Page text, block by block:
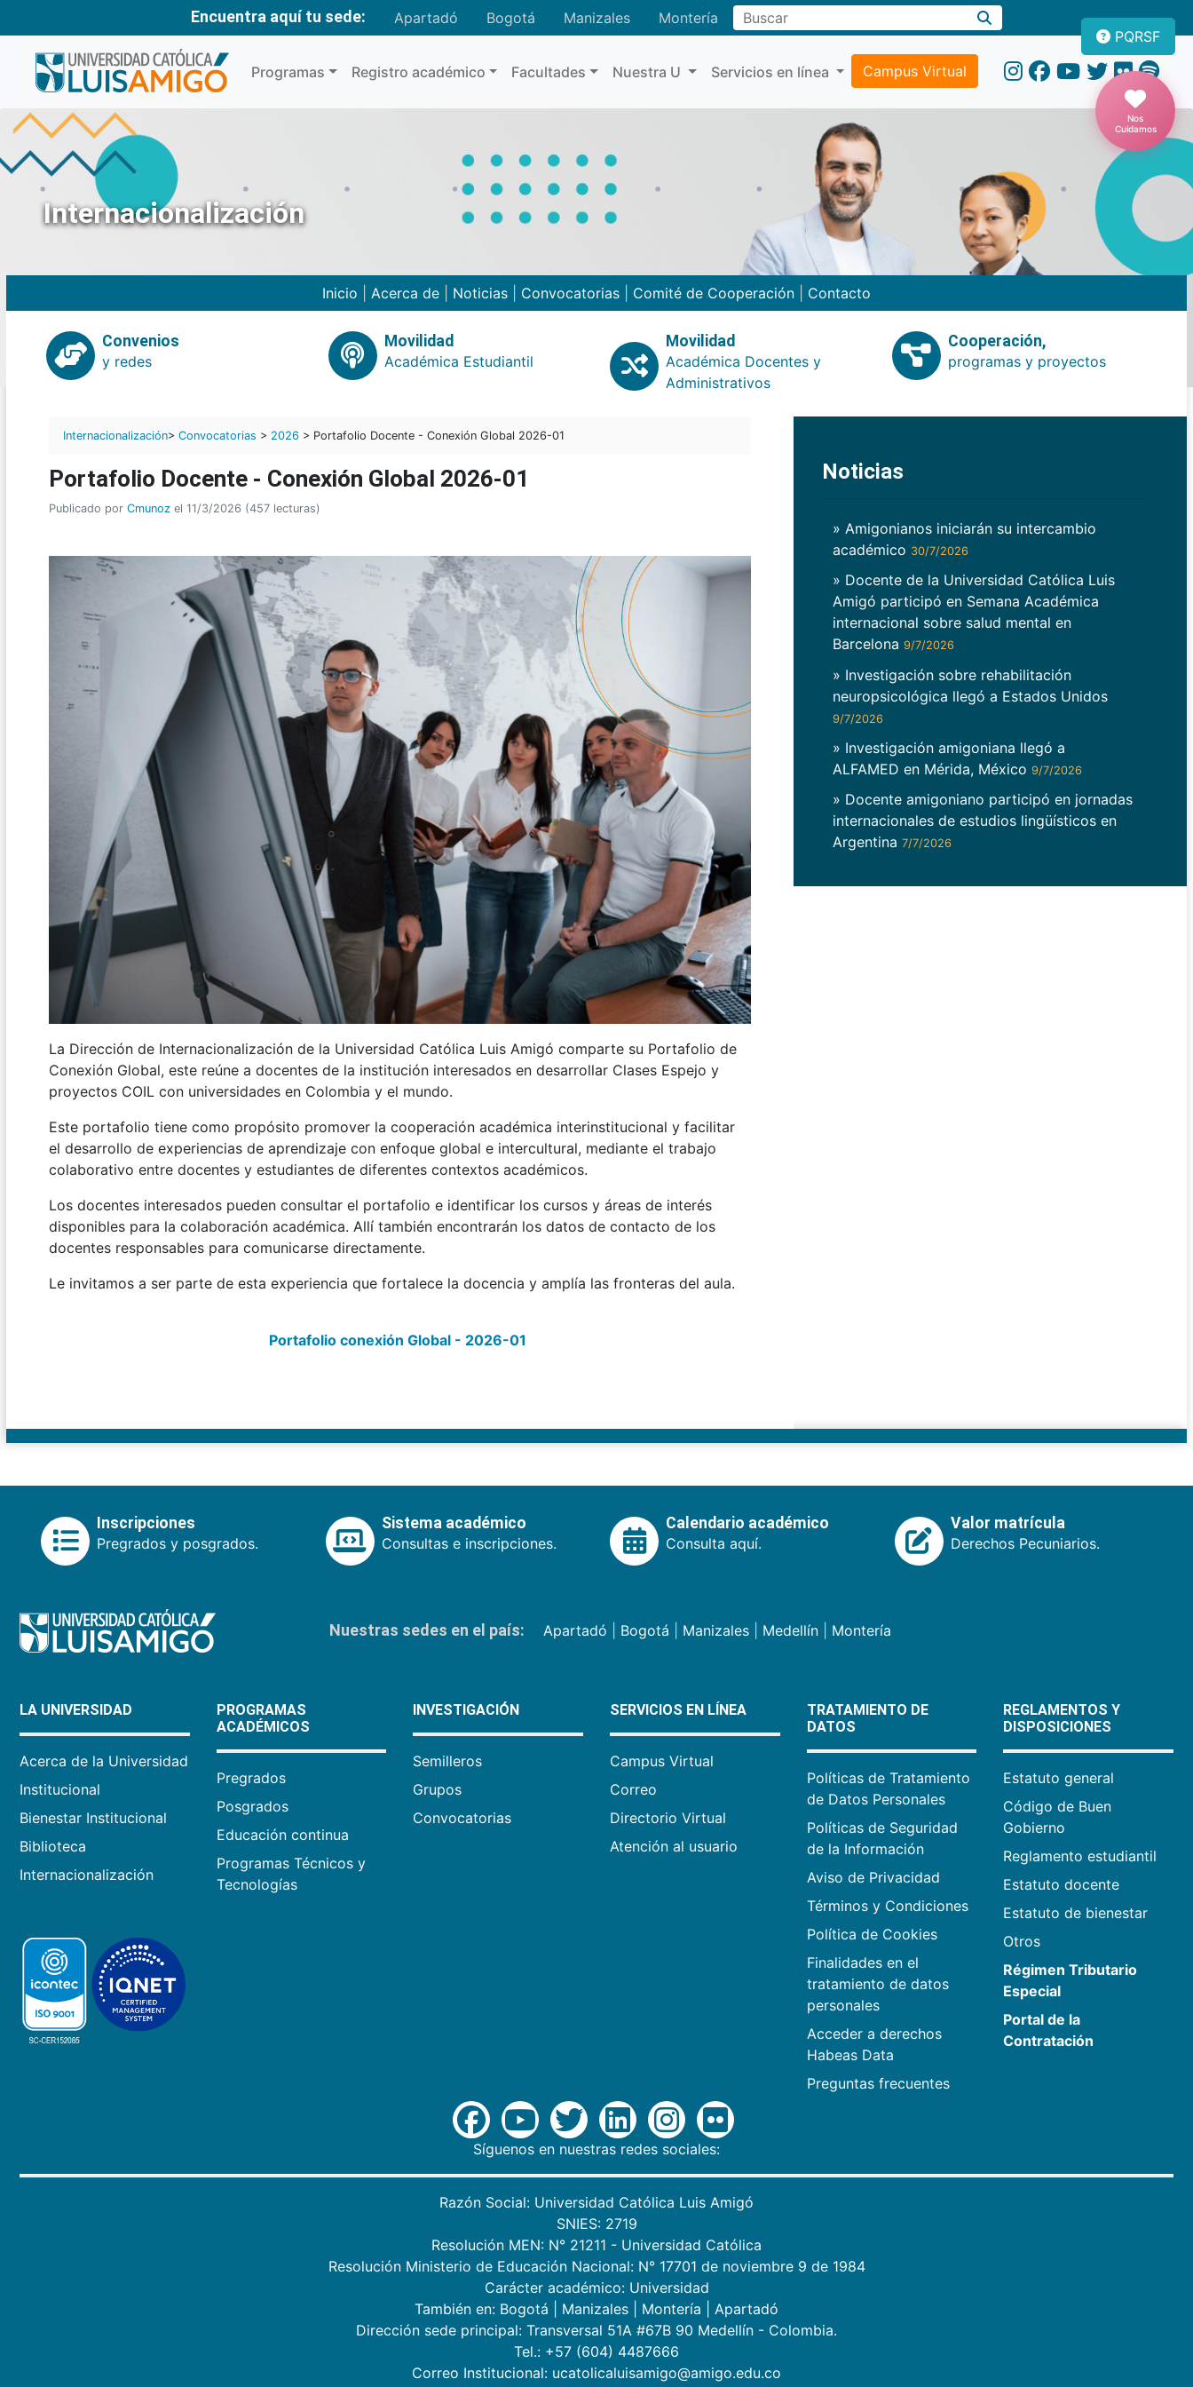
Encuentra aquí tu sede: Apartadó Bogotá Manizales MonteríaBuscar
Programas Registro académico Facultades Nuestra U Servicios en línea Campus Virtual
PQRSF
Nos
Cuidamos
Internacionalización
Inicio Acerca de Noticias Convocatorias Comité de Cooperación Contacto
Convenios
y redes
Movilidad
Académica Estudiantil
Movilidad
Académica Docentes y
Administrativos
Cooperación,
programas y proyectos
Internacionalización> Convocatorias > 2026 > Portafolio Docente - Conexión Global 2026-01
Portafolio Docente - Conexión Global 2026-01
Publicado por Cmunoz el 11/3/2026 (457 lecturas)
La Dirección de Internacionalización de la Universidad Católica Luis Amigó comparte su Portafolio de
Conexión Global, este reúne a docentes de la institución interesados en desarrollar Clases Espejo y
proyectos COIL con universidades en Colombia y el mundo.
Este portafolio tiene como propósito promover la cooperación académica interinstitucional y facilitar
el desarrollo de experiencias de aprendizaje con enfoque global e intercultural, mediante el trabajo
colaborativo entre docentes y estudiantes de diferentes contextos académicos.
Los docentes interesados pueden consultar el portafolio e identificar los cursos y áreas de interés
disponibles para la colaboración académica. Allí también encontrarán los datos de contacto de los
docentes responsables para comunicarse directamente.
Le invitamos a ser parte de esta experiencia que fortalece la docencia y amplía las fronteras del aula.
Portafolio conexión Global - 2026-01
Noticias
» Amigonianos iniciarán su intercambio
académico 30/7/2026
» Docente de la Universidad Católica Luis
Amigó participó en Semana Académica
internacional sobre salud mental en
Barcelona 9/7/2026
» Investigación sobre rehabilitación
neuropsicológica llegó a Estados Unidos
9/7/2026
» Investigación amigoniana llegó a
ALFAMED en Mérida, México 9/7/2026
» Docente amigoniano participó en jornadas
internacionales de estudios lingüísticos en
Argentina 7/7/2026
Inscripciones
Pregrados y posgrados.
Sistema académico
Consultas e inscripciones.
Calendario académico
Consulta aquí.
Valor matrícula
Derechos Pecuniarios.
Nuestras sedes en el país: Apartadó Bogotá Manizales| Medellín| Montería
LA UNIVERSIDAD
Acerca de la Universidad
Institucional
Bienestar Institucional
Biblioteca
Internacionalización
PROGRAMAS
ACADÉMICOS
Pregrados
Posgrados
Educación continua
Programas Técnicos y
Tecnologías
INVESTIGACIÓN
Semilleros
Grupos
Convocatorias
SERVICIOS EN LÍNEA
Campus Virtual
Correo
Directorio Virtual
Atención al usuario
TRATAMIENTO DE
DATOS
Políticas de Tratamiento
de Datos Personales
Políticas de Seguridad
de la Información
Aviso de Privacidad
Términos y Condiciones
Política de Cookies
Finalidades en el
tratamiento de datos
personales
Acceder a derechos
Habeas Data
Preguntas frecuentes
REGLAMENTOS Y
DISPOSICIONES
Estatuto general
Código de Buen
Gobierno
Reglamento estudiantil
Estatuto docente
Estatuto de bienestar
Otros
Régimen Tributario
Especial
Portal de la
Contratación
Síguenos en nuestras redes sociales:
Razón Social: Universidad Católica Luis Amigó
SNIES: 2719
Resolución MEN: N° 21211 - Universidad Católica
Resolución Ministerio de Educación Nacional: N° 17701 de noviembre 9 de 1984
Carácter académico: Universidad
También en: Bogotá Manizales Montería
Apartadó
Dirección sede principal: Transversal 51A #67B 90 Medellín - Colombia.
Tel.: +57 (604) 4487666
Correo Institucional: ucatolicaluisamigo@amigo.edu.co